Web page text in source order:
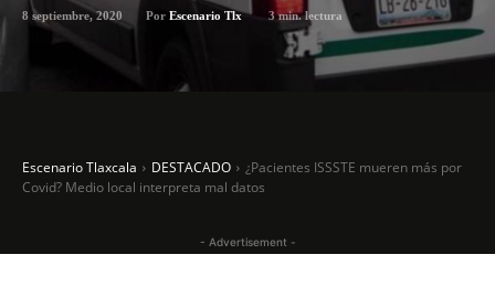
8 septiembre, 2020 Por Escenario Tlx 3min. lectura
Escenario Tlaxcala DESTACADO
¿Pacientes ISSSTE mueren más por
Covid? Medio local interpreta mal datos
- Advertisement -